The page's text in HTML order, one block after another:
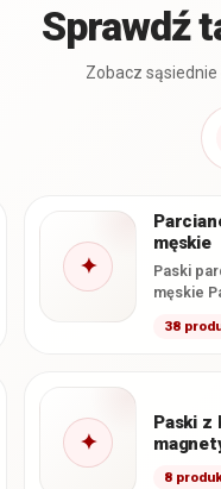
Sprawdź
Zobacz
✦
męskie
Paski
męskie
38
✦
Paski z
8